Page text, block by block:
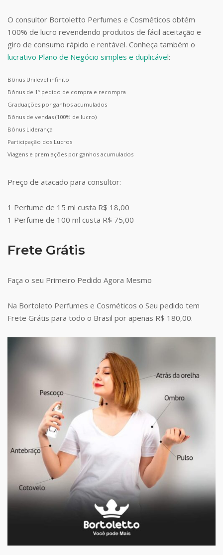
O consultor Bortoletto Perfumes e Cosméticos obtém
100% de lucro revendendo produtos de fácil aceitação e
giro de consumo rápido e rentável. Conheça também o
lucrativo Plano de Negócio simples e duplicável:
Bônus Unilevel infinito
Bônus de 1º pedido de compra e recompra
Graduações por ganhos acumulados
Bônus de vendas (100% de lucro)
Bônus Liderança
Participação dos Lucros
Viagens e premiações por ganhos acumulados
Preço de atacado para consultor:
1 Perfume de 15 ml custa R$ 18,00
1 Perfume de 100 ml custa R$ 75,00
Frete Grátis
Faça o seu Primeiro Pedido Agora Mesmo
Na Bortoleto Perfumes e Cosméticos o Seu pedido tem
Frete Grátis para todo o Brasil por apenas R$ 180,00.